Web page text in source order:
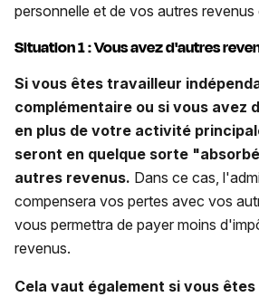
personnelle et de vos autres revenus
Situation 1 : Vous avez d'autres
Si vous êtes travailleur
complémentaire ou si vous avez
en plus de votre activité
seront en quelque sorte
autres revenus. Dans ce cas,
compensera vos pertes avec vos
vous permettra de payer moins
revenus.
Cela vaut également si vous êtes